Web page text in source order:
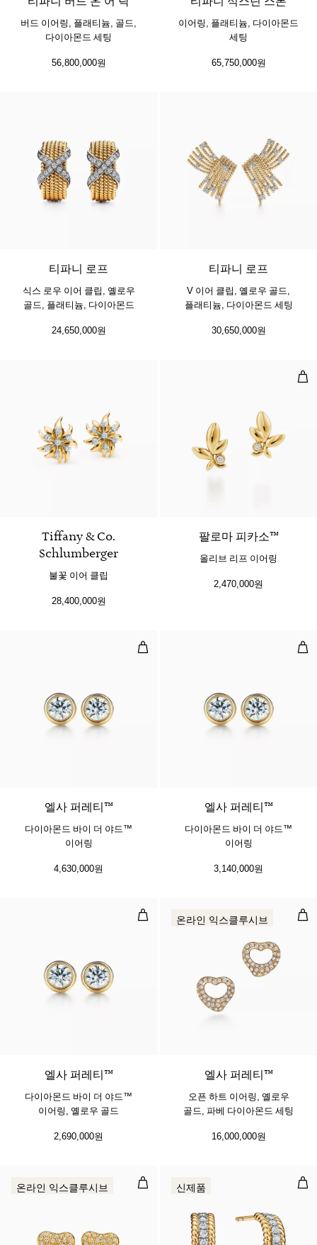
버드 이어링, 플래티늄, 골드,
다이아몬드 세팅
56,800,000원
이어링, 플래티늄, 다이아몬드
세팅
65,750,000원
티파니 로프
식스 로우 이어 클립, 옐로우
골드, 플래티늄, 다이아몬드
24,650,000원
티파니 로프
V 이어 클립, 옐로우 골드,
플래티늄, 다이아몬드 세팅
30,650,000원
Tiffany & Co.
Schlumberger
불꽃 이어 클립
28,400,000원
올
팔로마 피카소™
올리브 리프 이어링
2,470,000원
다이아몬드 바이 더 야드™ 이어링
​​​엘사 퍼레티™
다이아몬드 바이 더 야드™
이어링
4,630,000원
다
​​​엘사 퍼레티™
다이아몬드 바이 더 야드™
이어링
3,140,000원
다이아몬드 바이 더 야드™ 이어링,
엘사 퍼레티™
다이아몬드 바이 더 야드™
이어링, 옐로우 골드
2,690,000원
오
온라인 익스클루시브
엘사 퍼레티™
오픈 하트 이어링, 옐로우
골드, 파베 다이아몬드 세팅
16,000,000원
빈 디자인 이어링, 옐로우 골드, 파
온라인 익스클루시브 허
신제품